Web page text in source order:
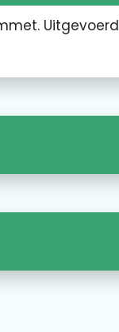
Uitgevoerd